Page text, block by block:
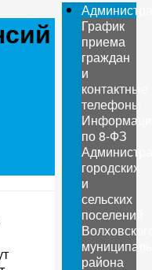
График
приема
граждан
и
контактные
телефоны
по 8-ФЗ
городских
и
сельских
поселений
района